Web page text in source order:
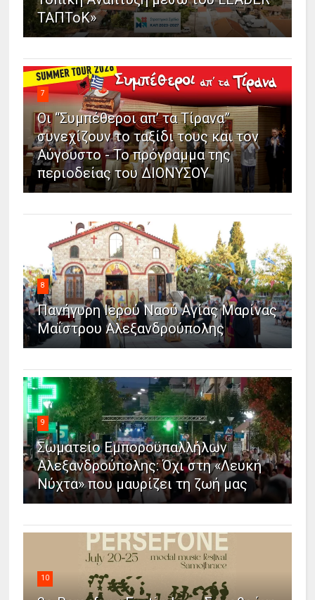
ΤΑΠΤοΚ»
7
Οι “Συμπέθεροι απ’ τα Τίρανα”
συνεχίζουν το ταξίδι τους και τον
Αύγουστο - Το πρόγραμμα της
περιοδείας του ΔΙΟΝΥΣΟΥ
8
Πανήγυρη Ιερού Ναού Αγίας Μαρίνας
Μαΐστρου Αλεξανδρούπολης
9
Σωματείο Εμποροϋπαλλήλων
Αλεξανδρούπολης: Όχι στη «Λευκή
Νύχτα» που μαυρίζει τη ζωή μας
10